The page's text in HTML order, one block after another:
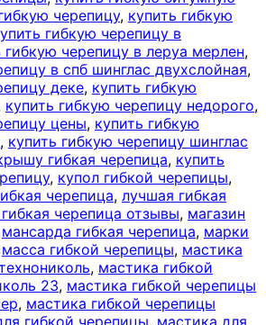
черепицу, купить гибкую
гибкую черепицу в
гибкую черепицу в леруа мерлен,
в спб шинглас двухслойная,
деке, купить гибкую
купить гибкую черепицу недорого,
цены, купить гибкую
, купить гибкую черепицу шинглас
гибкая черепица, купить
, купол гибкой черепицы,
черепица, лучшая гибкая
черепица отзывы, магазин
мансарда гибкая черепица, марки
масса гибкой черепицы, мастика
, мастика гибкой
23, мастика гибкой черепицы
, мастика гибкой черепицы
гибкой черепицы, мастика для